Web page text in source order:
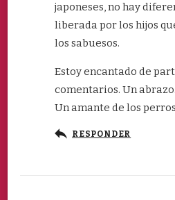
japoneses, no hay
liberada por los hijos
los sabuesos.
Estoy encantado de
comentarios. Un abrazo.
Un amante de los
RESPONDER